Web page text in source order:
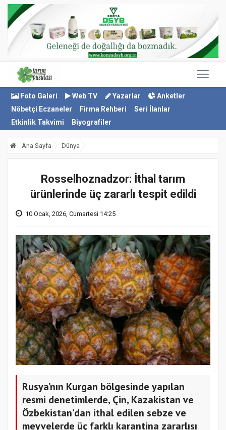
Foto Galeri Web TV Yazarlar
Anketler
Nöbetçi Eczaneler
Firma Rehberi
Seri İlanlar
Etkinlik Takvimi
Biyografiler
Ana Sayfa Dünya
Rosselhoznadzor: İthal tarım
ürünlerinde üç zararlı tespit edildi
10 Ocak, 2026, Cumartesi 14:25
Rusya’nın Kurgan bölgesinde yapılan
resmi denetimlerde, Çin, Kazakistan ve
Özbekistan’dan ithal edilen sebze ve
meyvelerde üç farklı karantina zararlısı